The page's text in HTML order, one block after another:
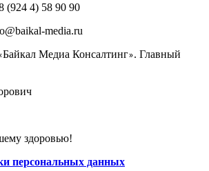
(924 4) 58 90 90
media.ru
Байкал Медиа Консалтинг». Главный
здоровью!
персональных данных